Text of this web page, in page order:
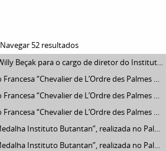
Navegar 52 resultados
Cerimônia de posse do dr. Willy Beçak para o cargo de diretor do Instituto Butantan. Evento ocorrido no auditório do Museu Biológico, da esquerda para direita, Dra. Maria Luiza Beçak e Dr. Willy Beçak
Cerimônia de condecoração Francesa “Chevalier de L’Ordre des Palmes Académiques", aos Drs. Jesus Carlos Machado, diretor da Divisão de Patologia e Willy Beçak, diretor do Instituto Butantan, realizado em sala da Diretoria Técnica. Da esquerda para direita: Dra. Maria Luiza Beçak, [Sr. Aloysio Nunes] e Sr. René Bucco Riboulet, Cônsul Geral da França.
Cerimônia de condecoração Francesa “Chevalier de L’Ordre des Palmes Académiques", aos Drs. Jesus Carlos Machado, diretor da Divisão de Patologia e Willy Beçak, diretor do Instituto Butantan, realizado em sala da Diretoria Técnica. Da esquerda para direita, 7º Dr. Willy Beçak, diretor do Instituto Butantan em cumprimentos, 8º Dra. Maria Luiza Beçak.
Cerimônia de condecoração Francesa “Chevalier de L’Ordre des Palmes Académiques", aos Drs. Jesus Carlos Machado, diretor da Divisão de Patologia e Willy Beçak, diretor do Instituto Butantan, realizado em sala da Diretoria Técnica. Da esquerda para direita, 3º Dr. Willy Beçak, diretor do Instituto Butantan em cumprimentos, 4º Dra. Maria Luiza Beçak.
Cerimônia de entrega da “Medalha Instituto Butantan”, realizada no Palácio dos Bandeirantes. Da esquerda para direita, 4º André Franco Montoro, Governador de São Paulo, 6º José Aristodemo Pinotti, Secretário Estadual da Educação, 7º Dra. Maria Luiza Beçak
Cerimônia de entrega da “Medalha Instituto Butantan”, realizada no Palácio dos Bandeirantes. Em primeiro plano está André Franco Montoro, Governador de São Paulo entregando medalha, ao fundo da esquerda para direita, 3º João Yunes, Secretário Estadual da Saúde, 5º José Aristodemo Pinotti, Secretário Estadual da Educação, 6º Dra. Maria Luiza Beçak, 9º Dr. Willy Beçak.